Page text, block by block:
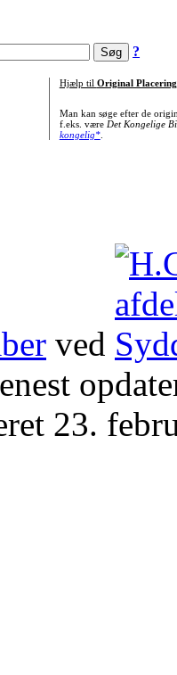
?
Hjælp til Original Placering
Man kan søge efter de
f.eks. være Det Kongelige
kongelig*.
ved
23.